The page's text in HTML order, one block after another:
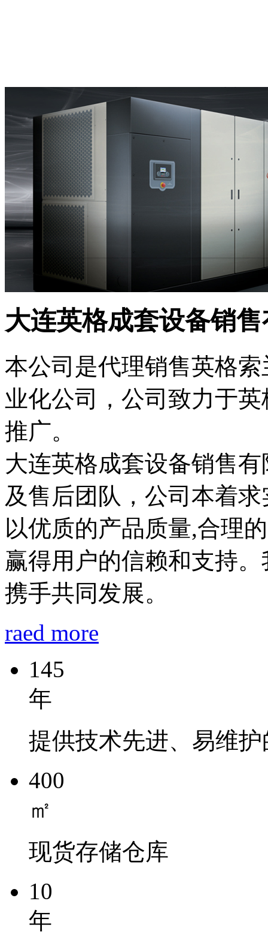
大连英格成套设备销
本公司是代理销售英格
业化公司，公司致力于
推广。
大连英格成套设备销售
及售后团队，公司本着
以优质的产品质量,合理
赢得用户的信赖和支持
携手共同发展。
raed more
145
年
提供技术先进、易维
400
㎡
现货存储仓库
10
年